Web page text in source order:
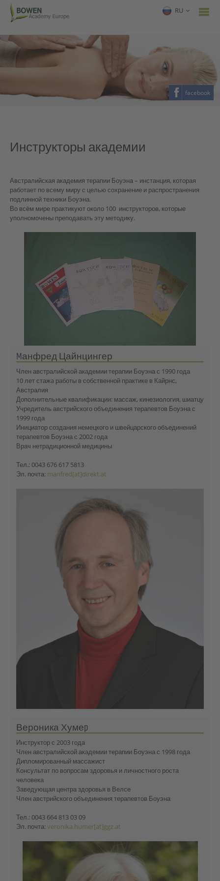
RU
facebook
Инструкторы академии
Австралийская академия терапии Боуэна – инстанция, которая
работает по всему миру с целью сохранение и распространения
подлинной техники Боуэна.
Во всём мире практикуют около 100 инструкторов, которые
уполномочены преподавать эту методику.
Mанфред Цайнцингер
Член австралийской академии терапии Боуэна с 1990 года
10 лет стажa работы в собственной практике в Кайрнс,
Австралия
Дополнительные квалификации: массаж, кинезиология, шиатцу
Учредитель австрийского объединения терапевтов Боуэна с
1999 года
Инициатор создания немецкого и швейцарского объединений
терапевтов Боуэна с 2002 года
Врач нетрадиционной медицины
Тел.: 0043 676 617 5813
Эл. почта: manfred[at]direkt.at
Вероника Хумеp
Инструктор с 2003 года
Член австралийской академии терапии Боуэна с 1998 года
Дипломированный массажист
Консультат по вопросам здоровья и личностного роста
человека
Заведующая центра здоровья в Велсе
Член австрийского объединения терапевтов Боуэна
Тел.: 0043 664 813 03 09
Эл. почта: veronika.humer[at]ggz.at